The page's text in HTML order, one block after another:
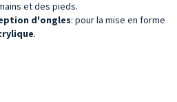
et des pieds.
d'ongles: pour la mise en forme
.